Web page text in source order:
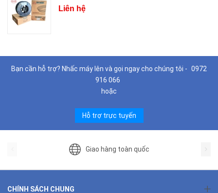
Liên hệ
Bạn cần hỗ trợ? Nhấc máy lên và gọi ngay cho chúng tôi - 0972
916 066
hoặc
Hỗ trợ trực tuyến
Giao hàng toàn quốc
CHÍNH SÁCH CHUNG